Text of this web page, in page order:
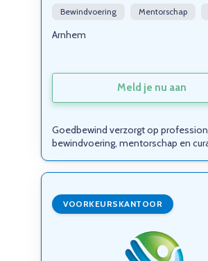
Bewindvoering Mentorschap
Arnhem
Meld je nu aan
Goedbewind verzorgt op
bewindvoering, mentorschap en
VOORKEURSKANTOOR